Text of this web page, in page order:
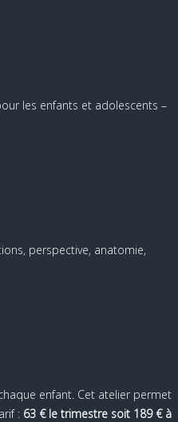
les enfants et adolescents –
perspective, anatomie,
enfant. Cet atelier permet
: 63 € le trimestre soit 189 € à